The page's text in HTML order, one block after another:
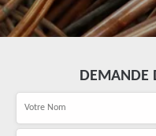
DEMANDE